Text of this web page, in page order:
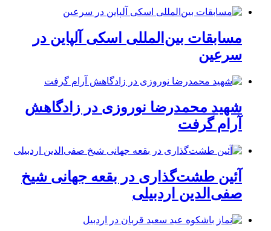
مسابقات بین‌المللی اسکی آلپاین در
سرعین
شهید محمدرضا نوروزی در زادگاهش
آرام گرفت
آئین طشت‌گذاری در بقعه جهانی شیخ
صفی‌الدین اردبیلی